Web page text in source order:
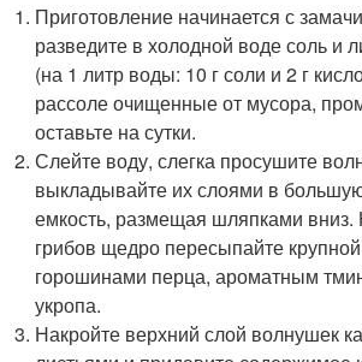
Приготовление начинается с
разведите в холодной воде соль и
(на 1 литр воды: 10 г соли и 2 г
рассоле очищенные от мусора,
оставьте на сутки.
Слейте воду, слегка просушите
выкладывайте их слоями в
емкость, размещая шляпками
грибов щедро пересыпайте
горошинами перца, ароматным
укропа.
Накройте верхний слой волнушек